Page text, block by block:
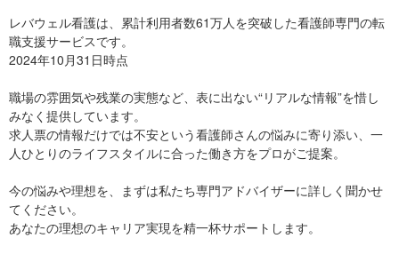
レバウェル看護は、累計利用者数61万人を突破した看護師専門の転
職支援サービスです。
2024年10月31日時点
職場の雰囲気や残業の実態など、表に出ない“リアルな情報”を惜し
みなく提供しています。
求人票の情報だけでは不安という看護師さんの悩みに寄り添い、一
人ひとりのライフスタイルに合った働き方をプロがご提案。
今の悩みや理想を、まずは私たち専門アドバイザーに詳しく聞かせ
てください。
あなたの理想のキャリア実現を精一杯サポートします。